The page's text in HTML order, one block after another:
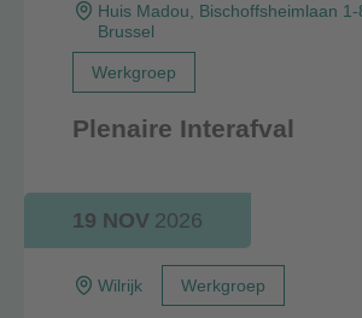
Huis Madou, Bischoffsheimlaan
Brussel
Werkgroep
Plenaire Interafval
19 NOV 2026
Wilrijk Werkgroep